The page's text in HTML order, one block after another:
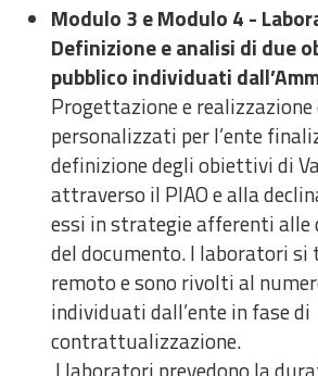
Modulo 3 e Modulo 4 -
Definizione e analisi di due
pubblico individuati
Progettazione e
personalizzati per l’ente
definizione degli obiettivi di
attraverso il PIAO e alla
essi in strategie afferenti alle
del documento. I laboratori si
remoto e sono rivolti al
individuati dall’ente in fase di
contrattualizzazione.